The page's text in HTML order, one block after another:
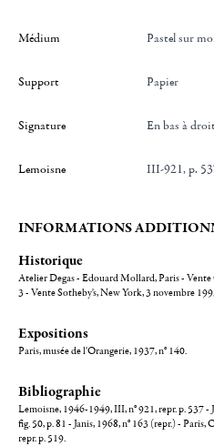
Médium Pastel sur
Support Papier
Signature en bas à
Lemoisne III-921, p.
INFORMATIONS
Historique
Atelier Degas - Edouard Mollard, Paris -
3 - Vente Sotheby's, New York, 3 novembre
Expositions
Paris, musée de l'Orangerie, 1937, n° 140.
Bibliographie
Lemoisne, 1946-1949, III, n° 921, repr. p. 537 -
fig. 50, p. 81 - Janis, 1968, n° 163 (repr.) -
repr. p. 519.